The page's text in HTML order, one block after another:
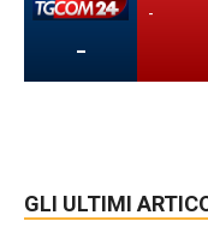
-
-
GLI ULTIMI